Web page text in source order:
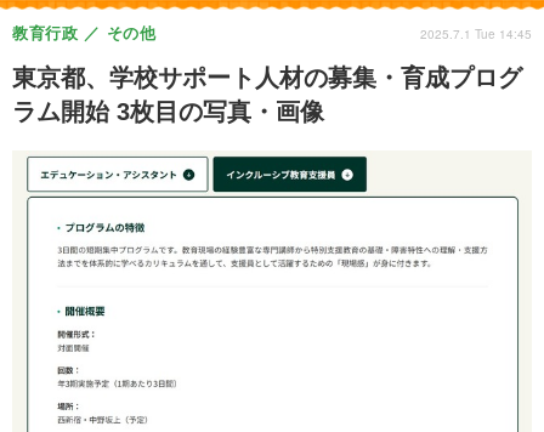
東京都、学校サポート人材の募集・育成プログ
ラム開始 3枚目の写真・画像
教育行政 その他 2025.7.1 Tue 14:45